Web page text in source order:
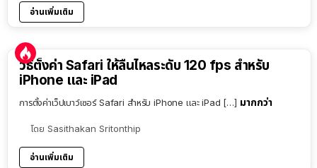
อ่านเพิ่มเติม
วิธีตั้งค่า Safari ให้ลื่นไหลระดับ 120 fps สำหรับ
iPhone และ iPad
การตั้งค่าเว็ปเบาว์เซอร์ Safari สำหรับ iPhone และ iPad […] มากกว่า
โดย Sasithakan Sritonthip
อ่านเพิ่มเติม